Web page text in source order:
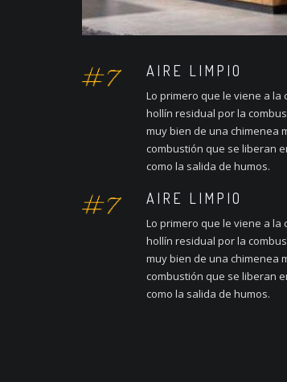
AIRE LIMPIO
Lo primero que le viene a
hollín residual por la
muy bien de una chimenea
combustión que se liberan
como la salida de humos.
AIRE LIMPIO
Lo primero que le viene a
hollín residual por la
muy bien de una chimenea
combustión que se liberan
como la salida de humos.